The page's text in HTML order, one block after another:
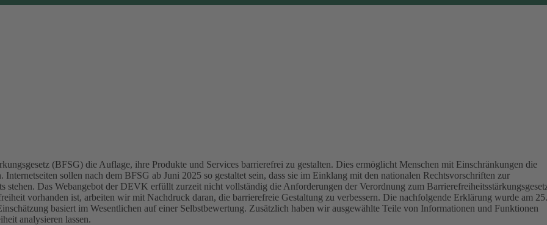
(BFSG) die Auflage, ihre Produkte und Services barrierefrei zu gestalten. Dies ermöglicht Menschen mit Einschränkungen die
sollen nach dem BFSG ab Juni 2025 so gestaltet sein, dass sie im Einklang mit den nationalen Rechtsvorschriften zur
stehen. Das Webangebot der DEVK erfüllt zurzeit nicht vollständig die Anforderungen der Verordnung zum
vorhanden ist, arbeiten wir mit Nachdruck daran, die barrierefreie Gestaltung zu verbessern. Die nachfolgende Erklärung wurde am 25.
basiert im Wesentlichen auf einer Selbstbewertung. Zusätzlich haben wir ausgewählte Teile von Informationen und Funktionen
analysieren lassen.